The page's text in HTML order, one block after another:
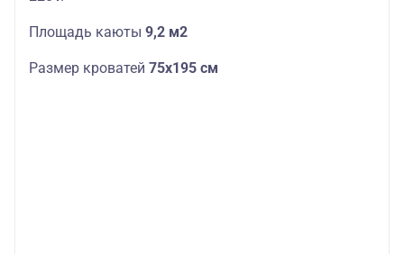
Площадь каюты 9,2 м2
Размер кроватей 75х195 см